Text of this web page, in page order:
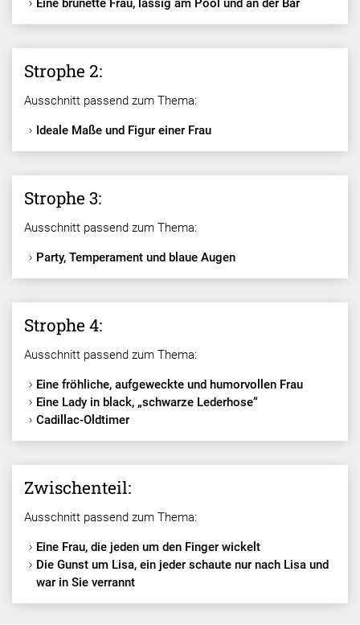
Eine brünette Frau, lässig am Pool und an der Bar
Strophe 2:
Ausschnitt passend zum Thema:
Ideale Maße und Figur einer Frau
Strophe 3:
Ausschnitt passend zum Thema:
Party, Temperament und blaue Augen
Strophe 4:
Ausschnitt passend zum Thema:
Eine fröhliche, aufgeweckte und humorvollen Frau
Eine Lady in black, „schwarze Lederhose“
Cadillac-Oldtimer
Zwischenteil:
Ausschnitt passend zum Thema:
Eine Frau, die jeden um den Finger wickelt
Die Gunst um Lisa, ein jeder schaute nur nach Lisa und
war in Sie verrannt